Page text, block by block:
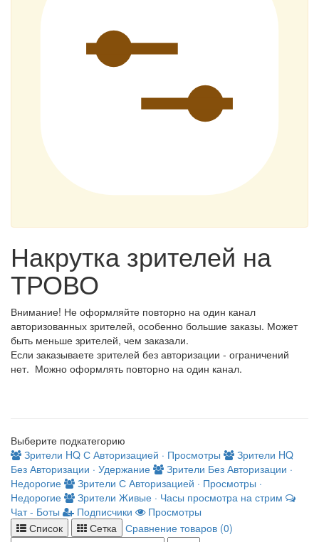
Накрутка зрителей на
ТРОВО
Внимание! Не оформляйте повторно на один канал
авторизованных зрителей, особенно большие заказы. Может
быть меньше зрителей, чем заказали.
Если заказываете зрителей без авторизации - ограничений
нет. Можно оформлять повторно на один канал.
Выберите подкатегорию
Зрители HQ С Авторизацией · Просмотры Зрители HQ
Без Авторизации · Удержание
Зрители Без Авторизации ·
Недорогие
Зрители С Авторизацией · Просмотры ·
Недорогие
Зрители Живые · Часы просмотра на стрим
Чат - Боты
Подписчики
Просмотры
Список
Сетка Сравнение товаров (0)